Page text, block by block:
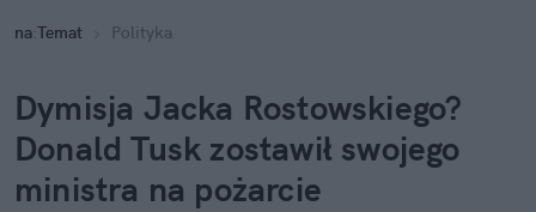
Rozrywka
na:Temat Polityka
Dymisja Jacka Rostowskiego?
Donald Tusk zostawił swojego
ministra na pożarcie